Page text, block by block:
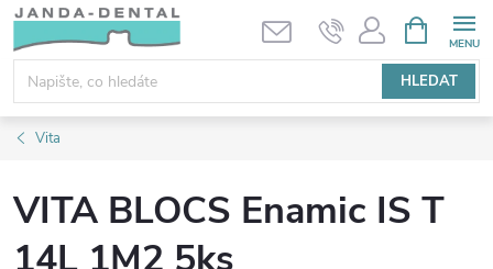
Přejít
obsah
HLEDAT
NÁKUPNÍ
KOŠÍK
Vita
VITA BLOCS Enamic IS T